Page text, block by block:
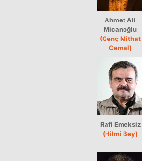
Ahmet Ali
Micanoğlu
(Genç Mithat
Cemal)
Rafi Emeksiz
(Hilmi Bey)